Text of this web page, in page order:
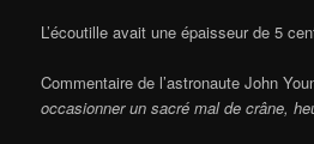
L’écoutille avait une épaisseur de 5
Commentaire de l’astronaute John
occasionner un sacré mal de crâne,